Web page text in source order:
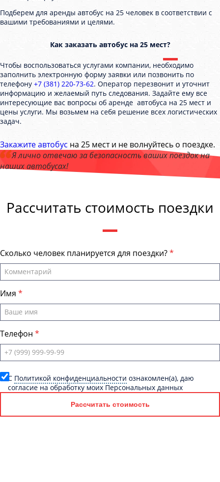
Подберем для аренды автобус на 25 человек в соответствии с
вашими требованиями и целями.
Как заказать автобус на 25 мест?
Чтобы воспользоваться услугами компании, необходимо
заполнить электронную форму заявки или позвонить по
телефону +7 (381) 220-73-62. Оператор перезвонит и уточнит
информацию и желаемый путь следования. Задайте ему все
интересующие вас вопросы об аренде автобуса на 25 мест и
цены услуги. Мы возьмем на себя решение всех логистических
задач.
Закажите автобус на 25 мест и не волнуйтесь о поездке.
Я лично отвечаю за безопасность ваших поездок на
наших автобусах!
Рассчитать стоимость поездки
Сколько человек планируется для поездки?
Имя
Телефон
C Политикой конфиденциальности ознакомлен(а), даю
согласие на обработку моих Персональных данных
Рассчитать стоимость